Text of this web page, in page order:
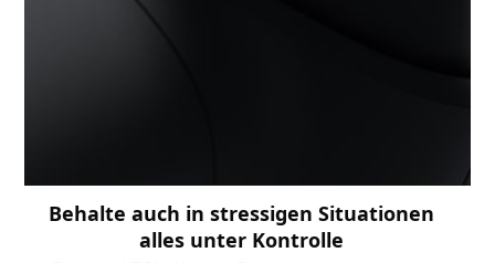
Behalte auch in stressigen Situationen
alles unter Kontrolle